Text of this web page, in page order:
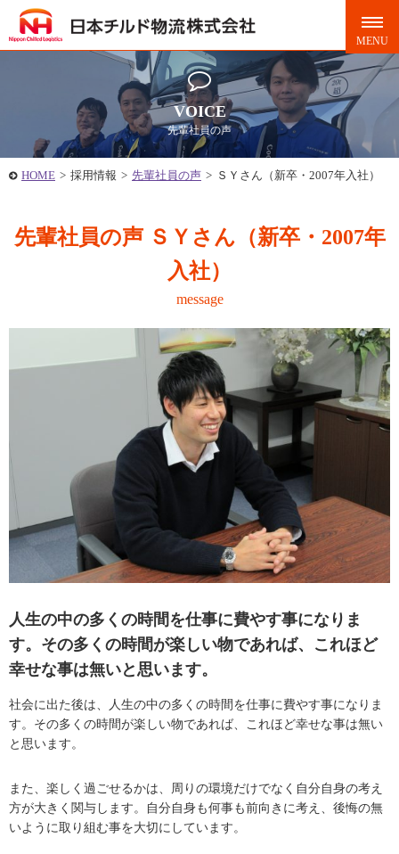
VOICE
先輩社員の声
HOME > 採用情報 > 先輩社員の声 > ＳＹさん（新卒・2007年入社）
先輩社員の声 ＳＹさん（新卒・2007年
入社）
message
人生の中の多くの時間を仕事に費やす事になりま
す。その多くの時間が楽しい物であれば、これほど
幸せな事は無いと思います。
社会に出た後は、人生の中の多くの時間を仕事に費やす事になりま
す。その多くの時間が楽しい物であれば、これほど幸せな事は無い
と思います。
また、楽しく過ごせるかは、周りの環境だけでなく自分自身の考え
方が大きく関与します。自分自身も何事も前向きに考え、後悔の無
いように取り組む事を大切にしています。